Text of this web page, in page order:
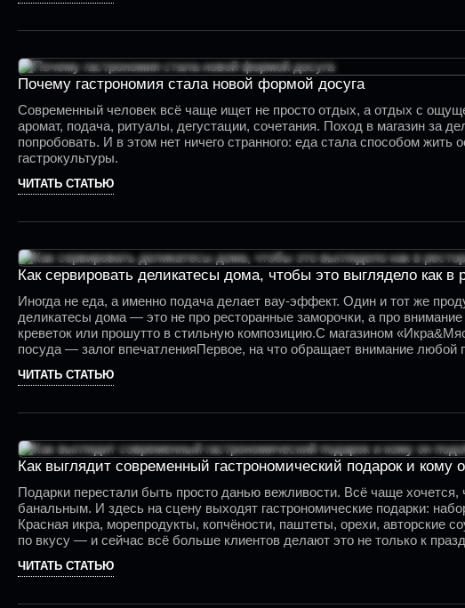
Почему гастрономия стала новой формой досуга
Современный человек всё чаще ищет не просто отдых, а отдых с
аромат, подача, ритуалы, дегустации, сочетания. Поход в магазин за
попробовать. И в этом нет ничего странного: еда стала способом
гастрокультуры.
ЧИТАТЬ СТАТЬЮ
Как сервировать деликатесы дома, чтобы это выглядело как в
Иногда не еда, а именно подача делает вау-эффект. Один и тот же
деликатесы дома — это не про ресторанные заморочки, а про
креветок или прошутто в стильную композицию.С магазином
посуда — залог впечатленияПервое, на что обращает внимание
ЧИТАТЬ СТАТЬЮ
Как выглядит современный гастрономический подарок и кому
Подарки перестали быть просто данью вежливости. Всё чаще
банальным. И здесь на сцену выходят гастрономические подарки:
Красная икра, морепродукты, копчёности, паштеты, орехи,
по вкусу — и сейчас всё больше клиентов делают это не только к
ЧИТАТЬ СТАТЬЮ